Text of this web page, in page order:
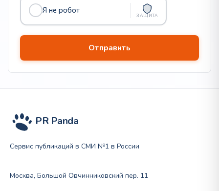
Я не робот
ЗАЩИТА
PR Panda
Сервис публикаций в СМИ №1 в России
Москва, Большой Овчинниковский пер. 11